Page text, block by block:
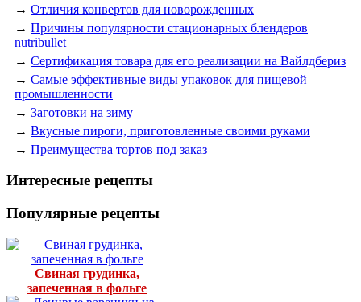
→ Отличия конвертов для новорожденных
→ Причины популярности стационарных блендеров
nutribullet
→ Сертификация товара для его реализации на Вайлдбериз
→ Самые эффективные виды упаковок для пищевой
промышленности
→ Заготовки на зиму
→ Вкусные пироги, приготовленные своими руками
→ Преимущества тортов под заказ
Интересные рецепты
Популярные рецепты
Свиная грудинка,
запеченная в фольге